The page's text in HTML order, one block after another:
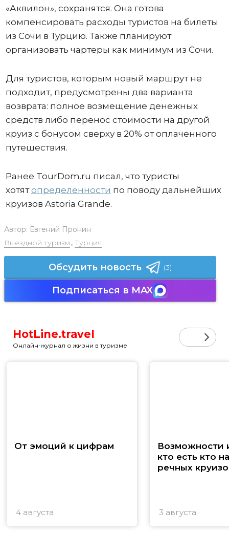
«Аквилон», сохранятся. Она готова
компенсировать расходы туристов на билеты
из Сочи в Турцию. Также планируют
организовать чартеры как минимум из Сочи.
Для туристов, которым новый маршрут не
подходит, предусмотрены два варианта
возврата: полное возмещение денежных
средств либо перенос стоимости на другой
круиз с бонусом сверху в 20% от оплаченного
путешествия.
Ранее TourDom.ru писал, что туристы
хотятопределенности по поводу дальнейших
круизов Astoria Grande.
Автор: Евгений Пронин
Выездной туризм , Турция
Обсудить новость (3)
Подписаться в MAX
HotLine.travel
Онлайн-журнал о жизни в туризме
От эмоций к цифрам
4 августа
Возможности
кто есть кто
речных
3 августа